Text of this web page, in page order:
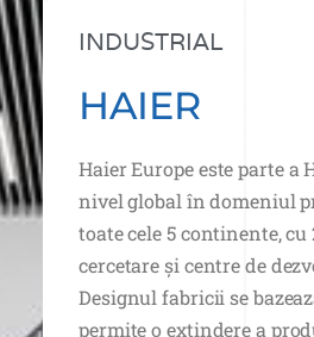
INDUSTRIAL
HAIER
Haier Europe este parte
nivel global în domeniul
toate cele 5 continente,
cercetare și centre de
Designul fabricii se
permite o extindere a